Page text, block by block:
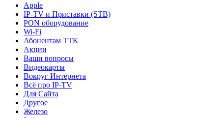
Apple
IP-TV и Приставки (STB)
PON оборудование
Wi-Fi
Абонентам TTK
Акции
Ваши вопросы
Видеокарты
Вокруг Интернета
Всё про IP-TV
Для Сайта
Другое
Железо